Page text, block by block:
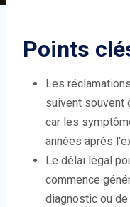
Points
Les
suivent souvent
car les
années après
Le délai légal
commence
diagnostic ou